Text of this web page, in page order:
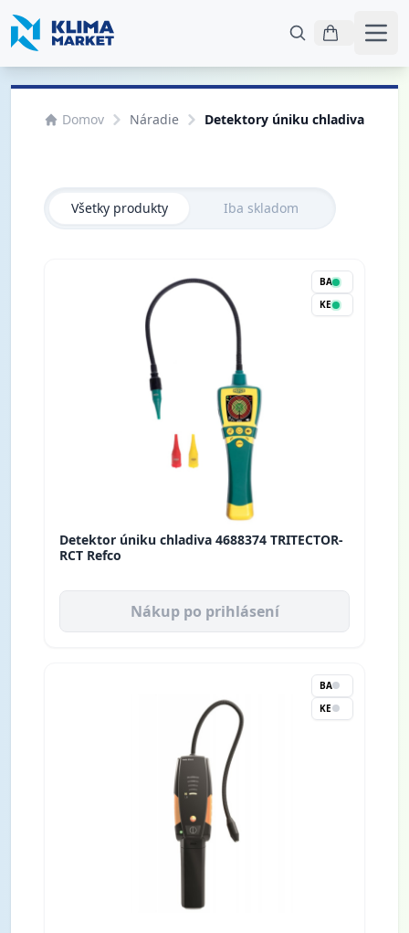
Domov Náradie Detektory úniku chladiva
Všetky produkty Iba skladom
BA
KE
Detektor úniku chladiva 4688374 TRITECTOR-
RCT Refco
Nákup po prihlásení
BA
KE